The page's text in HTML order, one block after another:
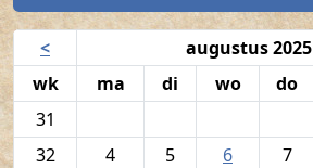
Navigatiekalender
< augustus 2025
wk
ma di wo do
31
32
4 5 6 7